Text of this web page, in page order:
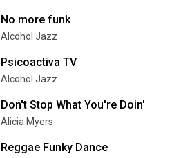
No more funk
Alcohol Jazz
Psicoactiva TV
Alcohol Jazz
Don't Stop What You're Doin'
Alicia Myers
Reggae Funky Dance